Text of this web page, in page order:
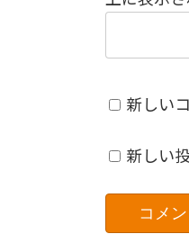
新しい
新しい